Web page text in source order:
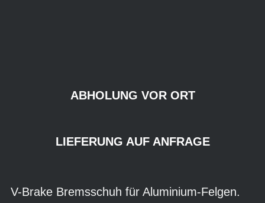
ABHOLUNG VOR ORT
LIEFERUNG AUF ANFRAGE
V-Brake Bremsschuh für Aluminium-Felgen.